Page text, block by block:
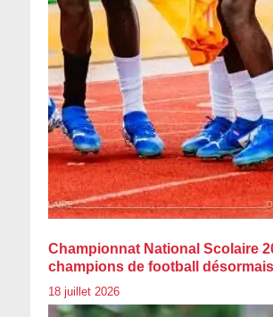
Championnat National Scolaire
champions de football
18 juillet 2026